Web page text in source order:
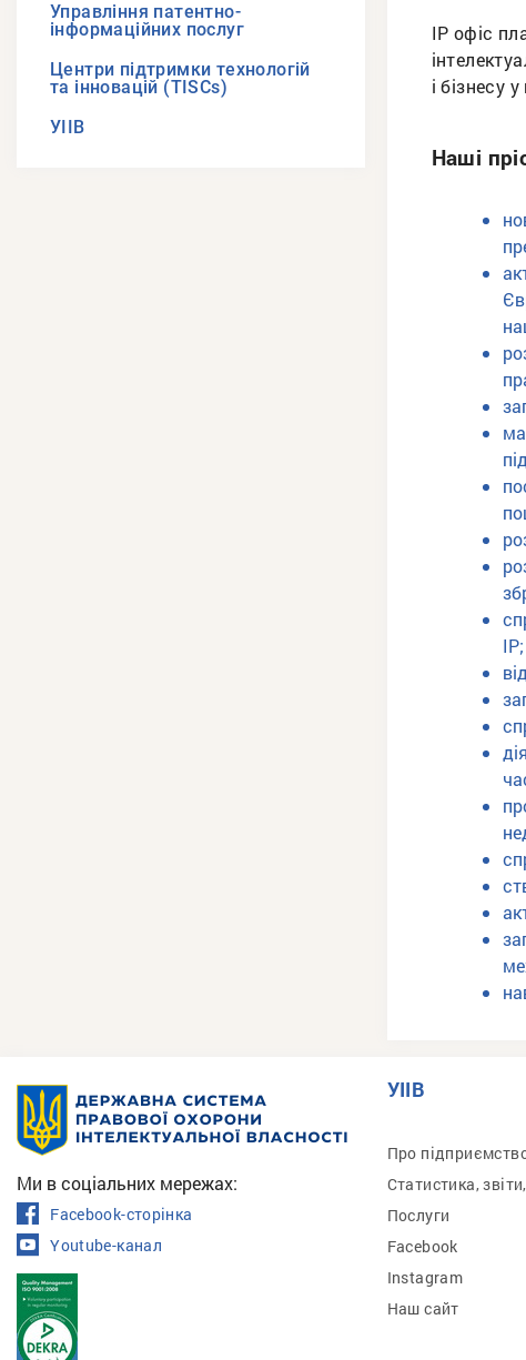
Управління патентно-
інформаційних послуг
Центри підтримки технологій
та інновацій (TISCs)
УІІВ
ІР офіс
і бізнесу
Наші
ІР;
Ми в соціальних мережах:
Facebook-сторінка
Youtube-канал
УІІВ
Про
Статистика,
Послуги
Facebook
Instagram
Наш сайт